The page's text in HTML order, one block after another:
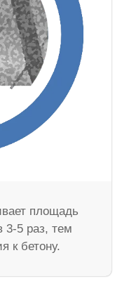
площадь
3-5 раз, тем
к бетону.